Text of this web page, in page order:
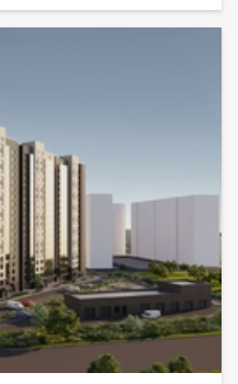
звукоизоляцию, батареи все
качественным
На полу постелен ламинат,
Детская площадка,
паркинг, без лифта. Один
уместен.
люди, что создаёт
упустите шанс стать
квартиры, где каждый
Звоните прямо сейчас,
ответить на все Ваши